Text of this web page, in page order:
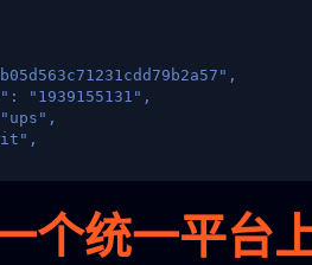
"1939155131",
"United States",
2,
个统一平台